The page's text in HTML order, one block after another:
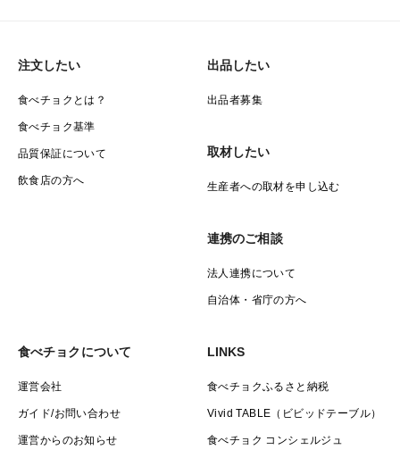
注文したい
食べチョクとは？
食べチョク基準
品質保証について
飲食店の方へ
出品したい
出品者募集
取材したい
生産者への取材を申し込む
連携のご相談
法人連携について
自治体・省庁の方へ
食べチョクについて
運営会社
ガイド/お問い合わせ
運営からのお知らせ
LINKS
食べチョクふるさと納税
Vivid TABLE（ビビッドテーブル）
食べチョク コンシェルジュ